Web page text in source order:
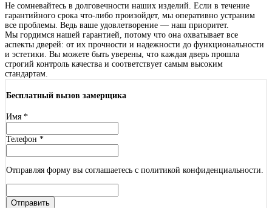
Не сомневайтесь в долговечности наших изделий. Если в течение
гарантийного срока что-либо произойдет, мы оперативно устраним
все проблемы. Ведь ваше удовлетворение — наш приоритет.
Мы гордимся нашей гарантией, потому что она охватывает все
аспекты дверей: от их прочности и надежности до функциональности
и эстетики. Вы можете быть уверены, что каждая дверь прошла
строгий контроль качества и соответствует самым высоким
стандартам.
Бесплатный вызов замерщика
Имя *
Телефон *
Отправляя форму вы соглашаетесь с политикой конфиденциальности.
Отправить